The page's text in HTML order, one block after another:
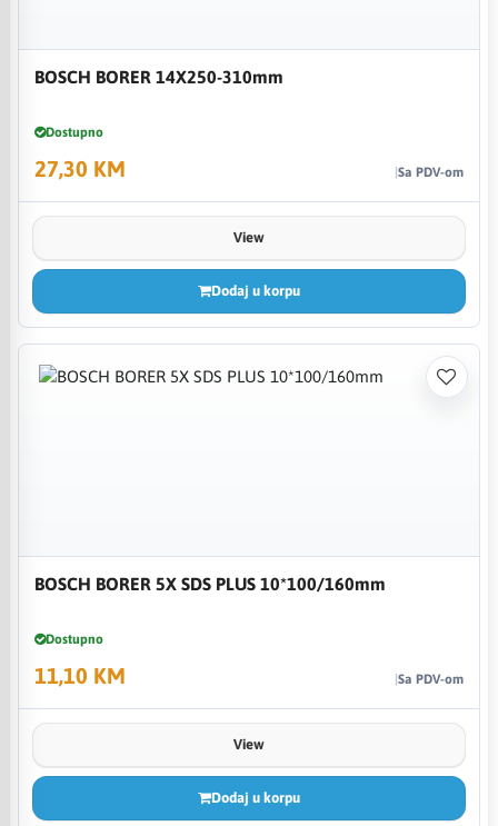
BOSCH BORER 14X250-310mm
Dostupno
27,30 KM Sa PDV-om
View
Dodaj u korpu
BOSCH BORER 5X SDS PLUS 10*100/160mm
Dostupno
11,10 KM Sa PDV-om
View
Dodaj u korpu